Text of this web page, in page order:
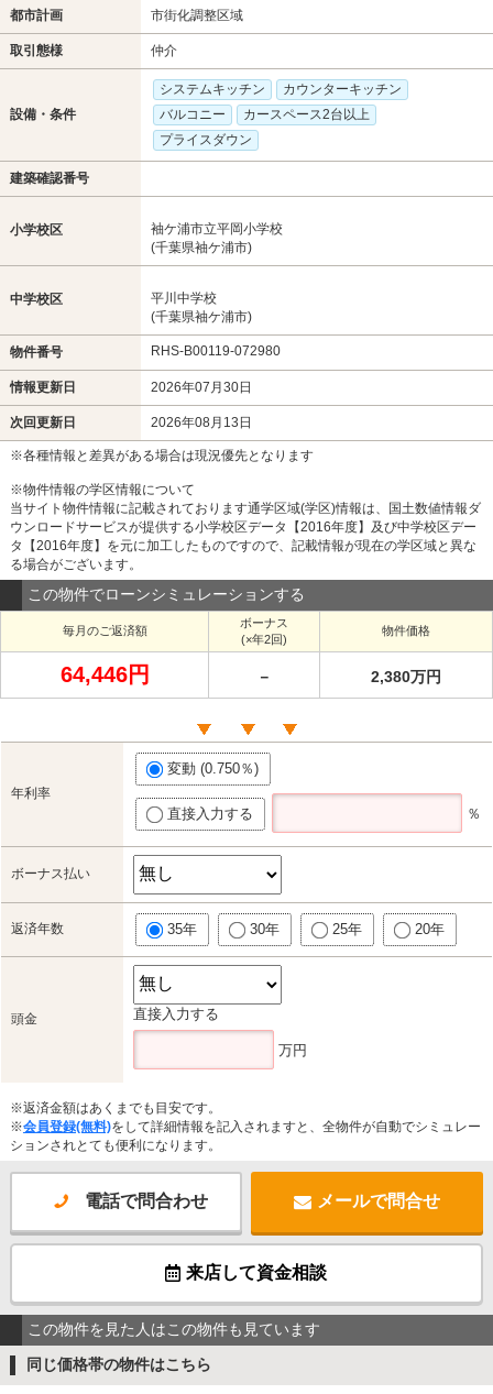
都市計画 市街化調整区域
取引態様 仲介
設備・条件
システムキッチン
カウンターキッチン
バルコニー
カースペース2台以上
プライスダウン
建築確認番号
小学校区
袖ケ浦市立平岡小学校
(千葉県袖ケ浦市)
中学校区
平川中学校
(千葉県袖ケ浦市)
物件番号 RHS-B00119-072980
情報更新日 2026年07月30日
次回更新日 2026年08月13日
※各種情報と差異がある場合は現況優先となります
※物件情報の学区情報について
当サイト物件情報に記載されております通学区域(学区)情報は、国土数値情報ダ
ウンロードサービスが提供する小学校区データ【2016年度】及び中学校区デー
タ【2016年度】を元に加工したものですので、記載情報が現在の学区域と異な
る場合がございます。
この物件でローンシミュレーションする
毎月のご返済額
ボーナス
(×年2回)
物件価格
64,446円 － 2,380万円
年利率
変動 (0.750％)
直接入力する ％
ボーナス払い
返済年数 35年 30年 25年 20年
頭金 直接入力する
万円
※返済金額はあくまでも目安です。
※会員登録(無料)をして詳細情報を記入されますと、全物件が自動でシミュレー
ションされとても便利になります。
電話で問合わせ メールで問合せ
来店して資金相談
この物件を見た人はこの物件も見ています
同じ価格帯の物件はこちら